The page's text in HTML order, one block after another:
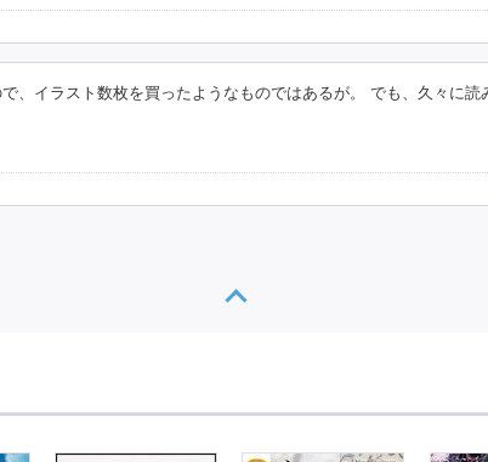
、イラスト数枚を買ったようなものではあるが。 でも、久々に